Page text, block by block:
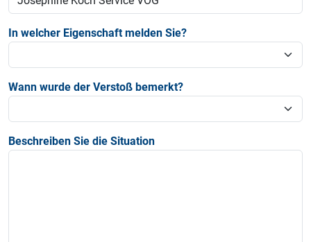
In welcher Eigenschaft melden Sie?
Wann wurde der Verstoß bemerkt?
Beschreiben Sie die Situation